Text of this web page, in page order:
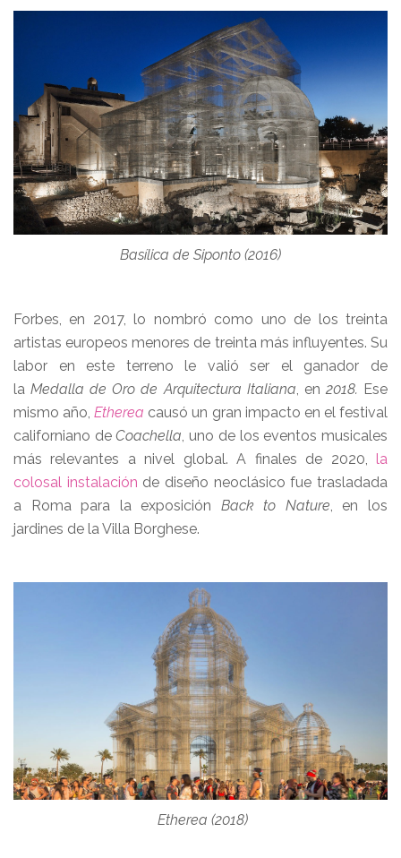
Basílica de Siponto (2016)
Forbes, en 2017, lo nombró como uno de los treinta
artistas europeos menores de treinta más influyentes. Su
labor en este terreno le valió ser el ganador de
la Medalla de Oro de Arquitectura Italiana, en 2018. Ese
mismo año,Etherea causó un gran impacto en el festival
californiano deCoachella, uno de los eventos musicales
más relevantes a nivel global. A finales de 2020, la
colosal instalación de diseño neoclásico fue trasladada
a Roma para la exposición Back to Nature, en los
jardines de la Villa Borghese.
Etherea (2018)